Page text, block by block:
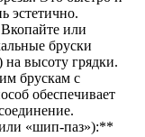
эстетично.
или
бруски
высоту грядки.
брускам с
обеспечивает
«шип-паз»):**